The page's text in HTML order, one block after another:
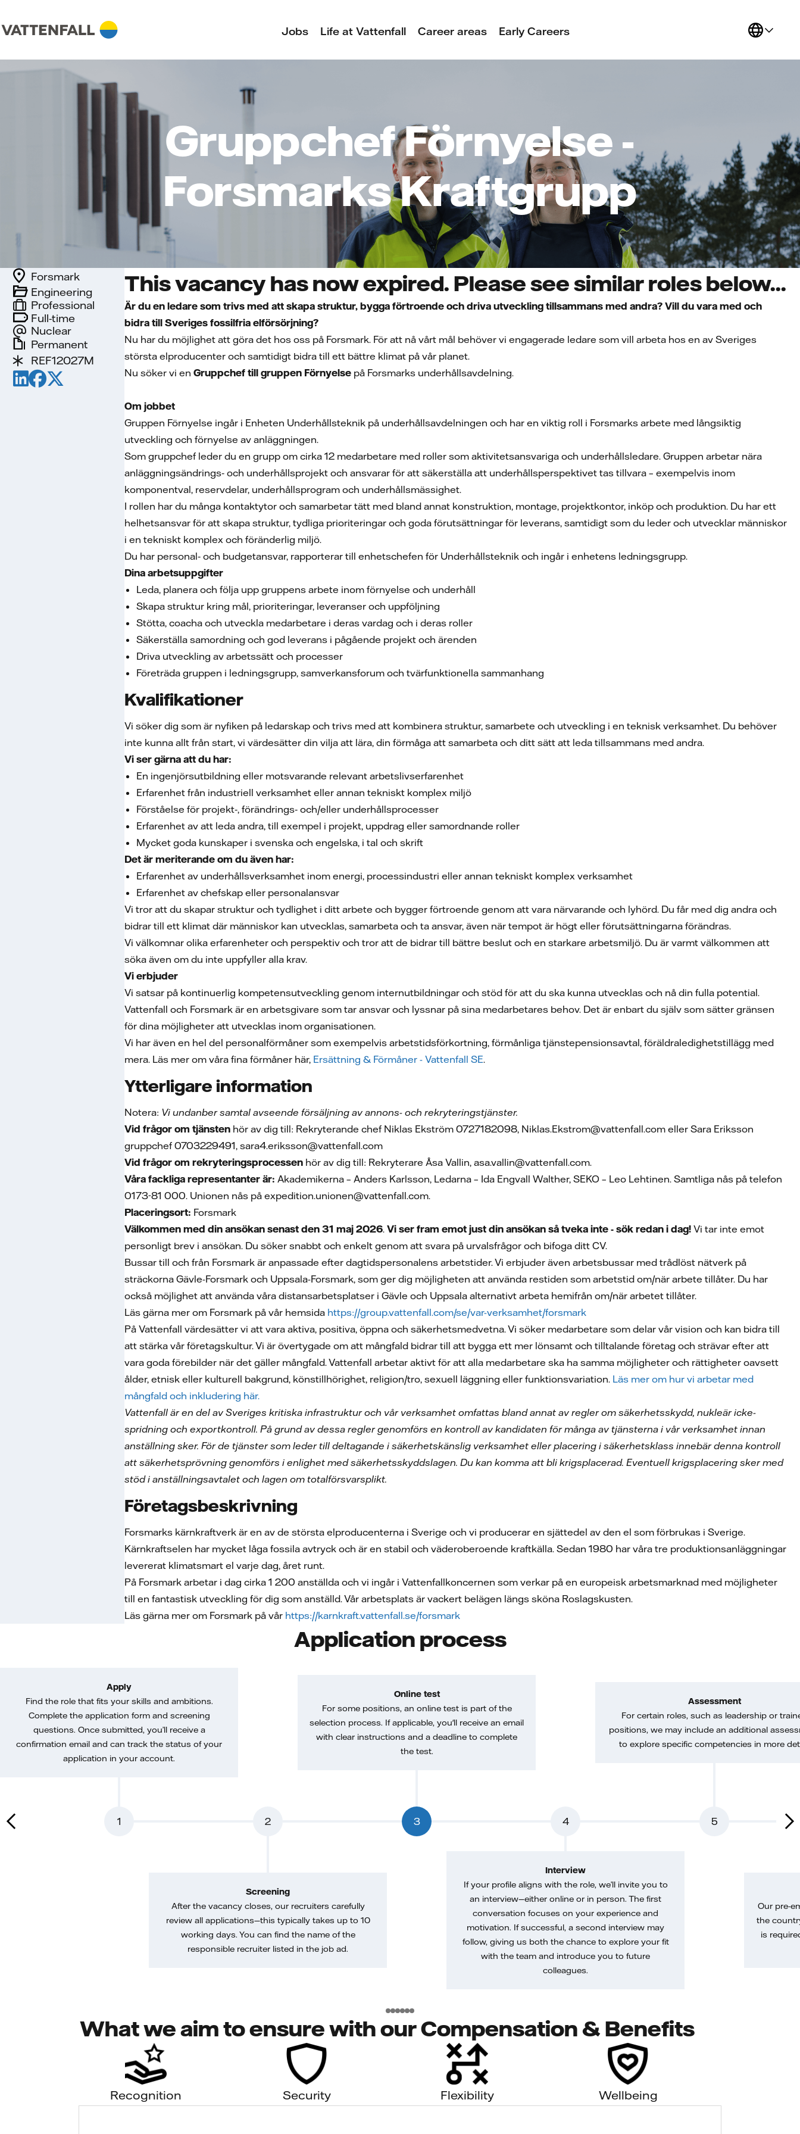
Jobs Life at Vattenfall Career areas Early Careers
Gruppchef Förnyelse -
Forsmarks Kraftgrupp
Full-time
Nuclear
Engineering
Forsmark
Professional
Permanent
REF12027M
This vacancy has now expired. Please see similar roles below...
Är du en ledare som trivs med att skapa struktur, bygga förtroende och driva utveckling tillsammans med andra? Vill du vara med och
bidra till Sveriges fossilfria elförsörjning?
Nu har du möjlighet att göra det hos oss på Forsmark. För att nå vårt mål behöver vi engagerade ledare som vill arbeta hos en av Sveriges
största elproducenter och samtidigt bidra till ett bättre klimat på vår planet.
Nu söker vi en Gruppchef till gruppen Förnyelse på Forsmarks underhållsavdelning.
Om jobbet
Gruppen Förnyelse ingår i Enheten Underhållsteknik på underhållsavdelningen och har en viktig roll i Forsmarks arbete med långsiktig
utveckling och förnyelse av anläggningen.
Som gruppchef leder du en grupp om cirka 12 medarbetare med roller som aktivitetsansvariga och underhållsledare. Gruppen arbetar nära
anläggningsändrings‑ och underhållsprojekt och ansvarar för att säkerställa att underhållsperspektivet tas tillvara – exempelvis inom
komponentval, reservdelar, underhållsprogram och underhållsmässighet.
I rollen har du många kontaktytor och samarbetar tätt med bland annat konstruktion, montage, projektkontor, inköp och produktion. Du har ett
helhetsansvar för att skapa struktur, tydliga prioriteringar och goda förutsättningar för leverans, samtidigt som du leder och utvecklar människor
i en tekniskt komplex och föränderlig miljö.
Du har personal‑ och budgetansvar, rapporterar till enhetschefen för Underhållsteknik och ingår i enhetens ledningsgrupp.
Dina arbetsuppgifter
Leda, planera och följa upp gruppens arbete inom förnyelse och underhåll
Skapa struktur kring mål, prioriteringar, leveranser och uppföljning
Stötta, coacha och utveckla medarbetare i deras vardag och i deras roller
Säkerställa samordning och god leverans i pågående projekt och ärenden
Driva utveckling av arbetssätt och processer
Företräda gruppen i ledningsgrupp, samverkansforum och tvärfunktionella sammanhang
Kvalifikationer
Vi söker dig som är nyfiken på ledarskap och trivs med att kombinera struktur, samarbete och utveckling i en teknisk verksamhet. Du behöver
inte kunna allt från start, vi värdesätter din vilja att lära, din förmåga att samarbeta och ditt sätt att leda tillsammans med andra.
Vi ser gärna att du har:
En ingenjörsutbildning eller motsvarande relevant arbetslivserfarenhet
Erfarenhet från industriell verksamhet eller annan tekniskt komplex miljö
Förståelse för projekt‑, förändrings‑ och/eller underhållsprocesser
Erfarenhet av att leda andra, till exempel i projekt, uppdrag eller samordnande roller
Mycket goda kunskaper i svenska och engelska, i tal och skrift
Det är meriterande om du även har:
Erfarenhet av underhållsverksamhet inom energi, processindustri eller annan tekniskt komplex verksamhet
Erfarenhet av chefskap eller personalansvar
Vi tror att du skapar struktur och tydlighet i ditt arbete och bygger förtroende genom att vara närvarande och lyhörd. Du får med dig andra och
bidrar till ett klimat där människor kan utvecklas, samarbeta och ta ansvar, även när tempot är högt eller förutsättningarna förändras.
Vi välkomnar olika erfarenheter och perspektiv och tror att de bidrar till bättre beslut och en starkare arbetsmiljö. Du är varmt välkommen att
söka även om du inte uppfyller alla krav.
Vi erbjuder
Vi satsar på kontinuerlig kompetensutveckling genom internutbildningar och stöd för att du ska kunna utvecklas och nå din fulla potential.
Vattenfall och Forsmark är en arbetsgivare som tar ansvar och lyssnar på sina medarbetares behov. Det är enbart du själv som sätter gränsen
för dina möjligheter att utvecklas inom organisationen.
Vi har även en hel del personalförmåner som exempelvis arbetstidsförkortning, förmånliga tjänstepensionsavtal, föräldraledighetstillägg med
mera. Läs mer om våra fina förmåner här, Ersättning & Förmåner - Vattenfall SE.
Ytterligare information
Notera: Vi undanber samtal avseende försäljning av annons- och rekryteringstjänster.
Vid frågor om tjänsten hör av dig till: Rekryterande chef Niklas Ekström 0727182098, Niklas.Ekstrom@vattenfall.com eller Sara Eriksson
gruppchef 0703229491, sara4.eriksson@vattenfall.com
Vid frågor om rekryteringsprocessen hör av dig till: Rekryterare Åsa Vallin, asa.vallin@vattenfall.com.
Våra fackliga representanter är: Akademikerna – Anders Karlsson, Ledarna – Ida Engvall Walther, SEKO – Leo Lehtinen. Samtliga nås på telefon
0173-81 000. Unionen nås på expedition.unionen@vattenfall.com.
Placeringsort: Forsmark
Välkommen med din ansökan senast den 31 maj 2026. Vi ser fram emot just din ansökan så tveka inte - sök redan i dag! Vi tar inte emot
personligt brev i ansökan. Du söker snabbt och enkelt genom att svara på urvalsfrågor och bifoga ditt CV.
Bussar till och från Forsmark är anpassade efter dagtidspersonalens arbetstider. Vi erbjuder även arbetsbussar med trådlöst nätverk på
sträckorna Gävle-Forsmark och Uppsala-Forsmark, som ger dig möjligheten att använda restiden som arbetstid om/när arbete tillåter. Du har
också möjlighet att använda våra distansarbetsplatser i Gävle och Uppsala alternativt arbeta hemifrån om/när arbetet tillåter.
Läs gärna mer om Forsmark på vår hemsida https://group.vattenfall.com/se/var-verksamhet/forsmark
På Vattenfall värdesätter vi att vara aktiva, positiva, öppna och säkerhetsmedvetna. Vi söker medarbetare som delar vår vision och kan bidra till
att stärka vår företagskultur. Vi är övertygade om att mångfald bidrar till att bygga ett mer lönsamt och tilltalande företag och strävar efter att
vara goda förebilder när det gäller mångfald. Vattenfall arbetar aktivt för att alla medarbetare ska ha samma möjligheter och rättigheter oavsett
ålder, etnisk eller kulturell bakgrund, könstillhörighet, religion/tro, sexuell läggning eller funktionsvariation. Läs mer om hur vi arbetar med
mångfald och inkludering här.
Vattenfall är en del av Sveriges kritiska infrastruktur och vår verksamhet omfattas bland annat av regler om säkerhetsskydd, nukleär icke-
spridning och exportkontroll. På grund av dessa regler genomförs en kontroll av kandidaten för många av tjänsterna i vår verksamhet innan
anställning sker. För de tjänster som leder till deltagande i säkerhetskänslig verksamhet eller placering i säkerhetsklass innebär denna kontroll
att säkerhetsprövning genomförs i enlighet med säkerhetsskyddslagen. Du kan komma att bli krigsplacerad. Eventuell krigsplacering sker med
stöd i anställningsavtalet och lagen om totalförsvarsplikt.
Företagsbeskrivning
Forsmarks kärnkraftverk är en av de största elproducenterna i Sverige och vi producerar en sjättedel av den el som förbrukas i Sverige.
Kärnkraftselen har mycket låga fossila avtryck och är en stabil och väderoberoende kraftkälla. Sedan 1980 har våra tre produktionsanläggningar
levererat klimatsmart el varje dag, året runt.
På Forsmark arbetar i dag cirka 1 200 anställda och vi ingår i Vattenfallkoncernen som verkar på en europeisk arbetsmarknad med möjligheter
till en fantastisk utveckling för dig som anställd. Vår arbetsplats är vackert belägen längs sköna Roslagskusten.
Läs gärna mer om Forsmark på vår https://karnkraft.vattenfall.se/forsmark
Application process
1
Apply
Find the role that fits your skills and ambitions.
Complete the application form and screening
questions. Once submitted, you’ll receive a
confirmation email and can track the status of your
application in your account.
2
Screening
After the vacancy closes, our recruiters carefully
review all applications—this typically takes up to 10
working days. You can find the name of the
responsible recruiter listed in the job ad.
3
Online test
For some positions, an online test is part of the
selection process. If applicable, you'll receive an email
with clear instructions and a deadline to complete
the test.
4
Interview
If your profile aligns with the role, we’ll invite you to
an interview—either online or in person. The first
conversation focuses on your experience and
motivation. If successful, a second interview may
follow, giving us both the chance to explore your fit
with the team and introduce you to future
colleagues.
5
Assessment
For certain roles, such as leadership or
positions, we may include an additional
to explore specific competencies in more
Our pre-
the
is
What we aim to ensure with our Compensation & Benefits
Recognition Security Flexibility Wellbeing